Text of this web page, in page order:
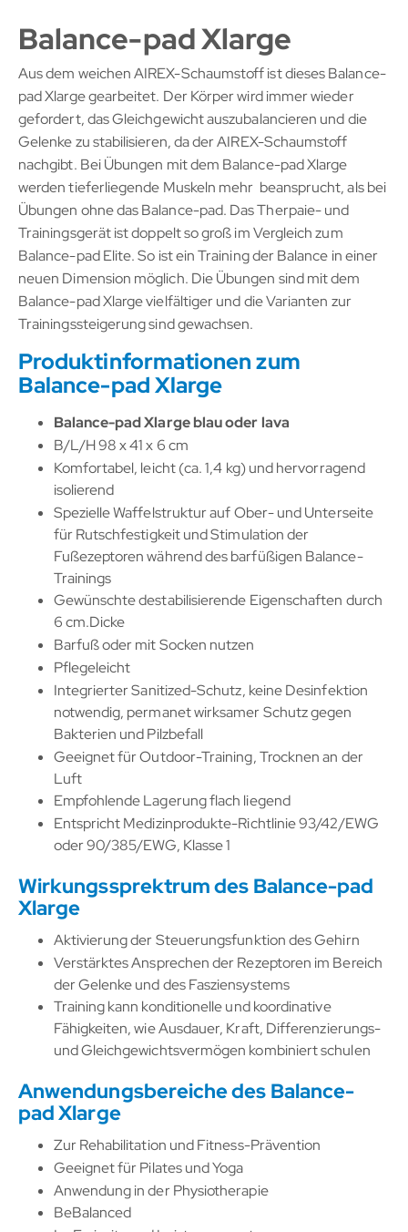
Balance-pad Xlarge
Aus dem weichen AIREX-Schaumstoff ist dieses Balance-
pad Xlarge gearbeitet. Der Körper wird immer wieder
gefordert, das Gleichgewicht auszubalancieren und die
Gelenke zu stabilisieren, da der AIREX-Schaumstoff
nachgibt. Bei Übungen mit dem Balance-pad Xlarge
werden tieferliegende Muskeln mehr beansprucht, als bei
Übungen ohne das Balance-pad. Das Therpaie- und
Trainingsgerät ist doppelt so groß im Vergleich zum
Balance-pad Elite. So ist ein Training der Balance in einer
neuen Dimension möglich. Die Übungen sind mit dem
Balance-pad Xlarge vielfältiger und die Varianten zur
Trainingssteigerung sind gewachsen.
Produktinformationen zum
Balance-pad Xlarge
Balance-pad Xlarge blau oder lava
B/L/H 98 x 41 x 6 cm
Komfortabel, leicht (ca. 1,4 kg) und hervorragend
isolierend
Spezielle Waffelstruktur auf Ober- und Unterseite
für Rutschfestigkeit und Stimulation der
Fußezeptoren während des barfüßigen Balance-
Trainings
Gewünschte destabilisierende Eigenschaften durch
6 cm.Dicke
Barfuß oder mit Socken nutzen
Pflegeleicht
Integrierter Sanitized-Schutz, keine Desinfektion
notwendig, permanet wirksamer Schutz gegen
Bakterien und Pilzbefall
Geeignet für Outdoor-Training, Trocknen an der
Luft
Empfohlende Lagerung flach liegend
Entspricht Medizinprodukte-Richtlinie 93/42/EWG
oder 90/385/EWG, Klasse 1
Wirkungssprektrum des Balance-pad
Xlarge
Aktivierung der Steuerungsfunktion des Gehirn
Verstärktes Ansprechen der Rezeptoren im Bereich
der Gelenke und des Fasziensystems
Training kann konditionelle und koordinative
Fähigkeiten, wie Ausdauer, Kraft, Differenzierungs-
und Gleichgewichtsvermögen kombiniert schulen
Anwendungsbereiche des Balance-
pad Xlarge
Zur Rehabilitation und Fitness-Prävention
Geeignet für Pilates und Yoga
Anwendung in der Physiotherapie
BeBalanced